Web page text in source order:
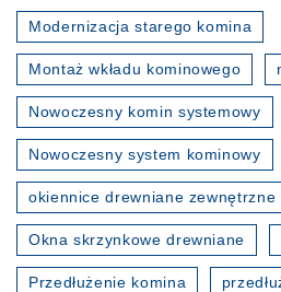
Modernizacja starego komina
Montaż wkładu kominowego
Nowoczesny komin systemowy
Nowoczesny system kominowy
okiennice drewniane zewnętrzne
Okna skrzynkowe drewniane
Przedłużenie komina